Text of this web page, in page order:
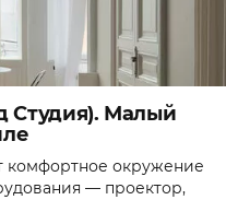
Студия). Малый
комфортное окружение
— проектор,